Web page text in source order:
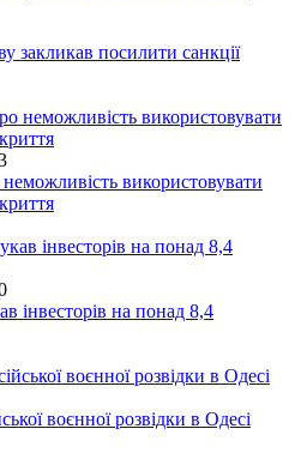
закликав посилити санкції
використовувати
інвесторів на понад 8,4
воєнної розвідки в Одесі